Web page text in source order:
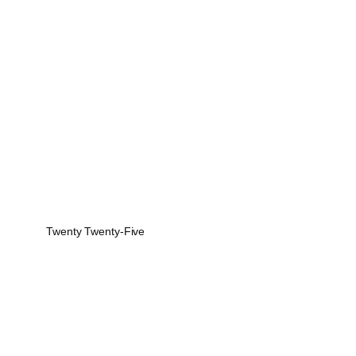
Twenty Twenty-Five